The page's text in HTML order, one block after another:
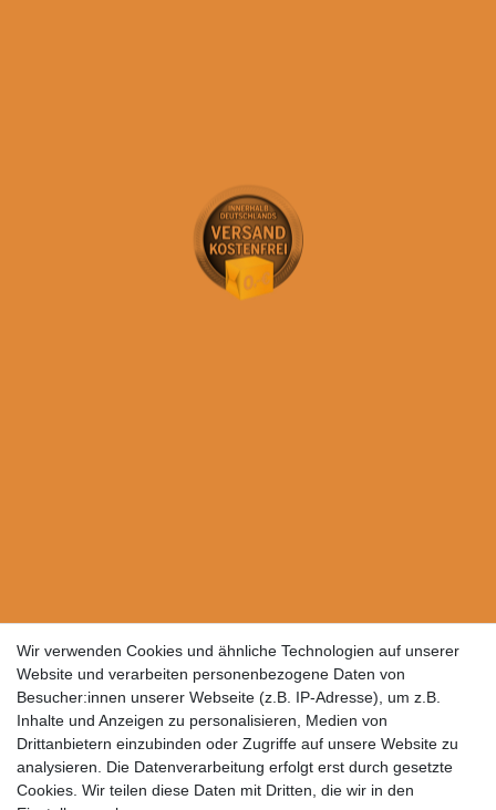
Wir verwenden Cookies und ähnliche Technologien auf unserer
Website und verarbeiten personenbezogene Daten von
Besucher:innen unserer Webseite (z.B. IP-Adresse), um z.B.
Inhalte und Anzeigen zu personalisieren, Medien von
Drittanbietern einzubinden oder Zugriffe auf unsere Website zu
analysieren. Die Datenverarbeitung erfolgt erst durch gesetzte
Cookies. Wir teilen diese Daten mit Dritten, die wir in den